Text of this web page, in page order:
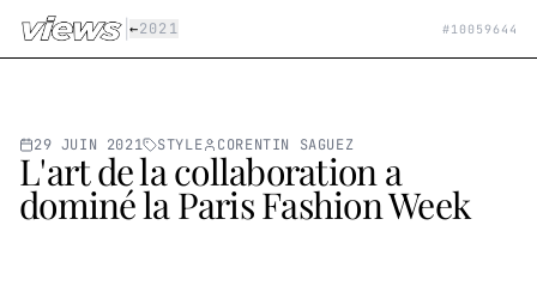
Aller au contenu principal
←2021 # 10059644
29 JUIN 2021 STYLE CORENTIN SAGUEZ
L'art de la collaboration a
dominé la Paris Fashion Week